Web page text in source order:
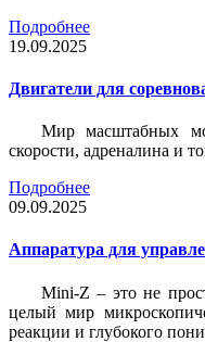
Подробнее
19.09.2025
Двигатели для
Мир масштабных
скорости, адреналина и
Подробнее
09.09.2025
Аппаратура для
Mini-Z – это не
целый мир
реакции и глубокого